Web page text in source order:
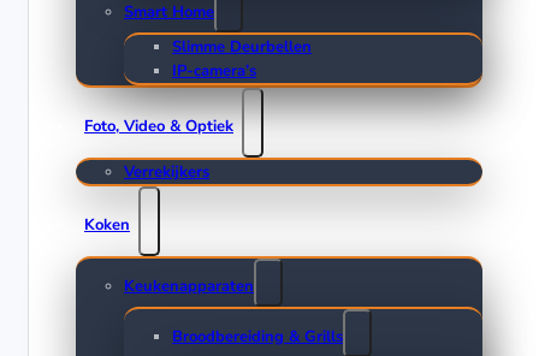
Smart Home
Slimme Deurbellen
IP-camera’s
Foto, Video & Optiek
Verrekijkers
Koken
Keukenapparaten
Broodbereiding & Grills